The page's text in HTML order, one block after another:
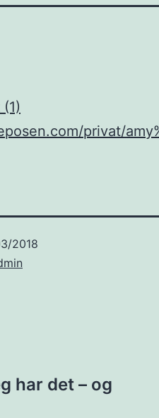
privat/
2018
har det – og